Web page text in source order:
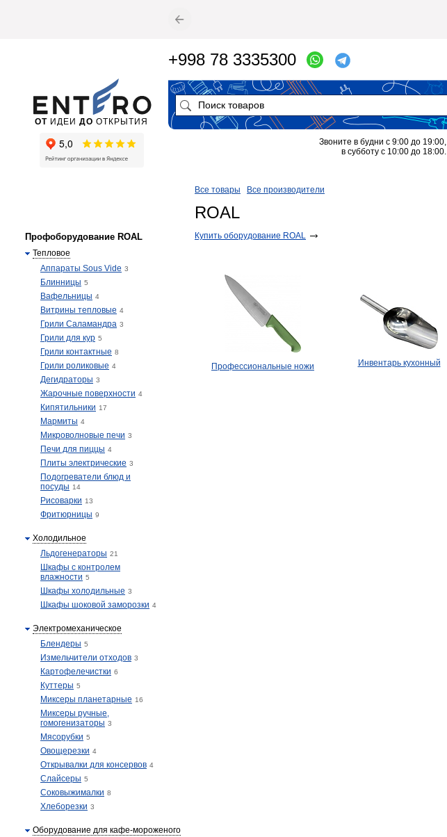
Все товары Все производители
ROAL
​Купить оборудование ROAL
Профессиональные ножи Инвентарь кухонный
Профоборудование ROAL
Тепловое
Аппараты Sous Vide 3
Блинницы 5
Вафельницы 4
Витрины тепловые 4
Грили Саламандра 3
Грили для кур 5
Грили контактные 8
Грили роликовые 4
Дегидраторы 3
Жарочные поверхности 4
Кипятильники 17
Мармиты 4
Микроволновые печи 3
Печи для пиццы 4
Плиты электрические 3
Подогреватели блюд и
посуды 14
Рисоварки 13
Фритюрницы 9
Холодильное
Льдогенераторы 21
Шкафы с контролем
влажности 5
Шкафы холодильные 3
Шкафы шоковой заморозки 4
Электромеханическое
Блендеры 5
Измельчители отходов 3
Картофелечистки 6
Куттеры 5
Миксеры планетарные 16
Миксеры ручные,
гомогенизаторы 3
Мясорубки 5
Овощерезки 4
Открывалки для консервов 4
Слайсеры 5
Соковыжималки 8
Хлеборезки 3
Оборудование для кафе-мороженого
ОТ ИДЕИ ДО ОТКРЫТИЯ
+998 78 3335300
Звоните в будни с 9:00 до 19:00,
в субботу с 10:00 до 18:00.